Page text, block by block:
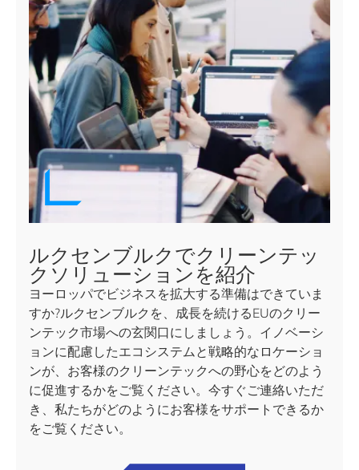
ルクセンブルクでクリーンテッ
クソリューションを紹介
ヨーロッパでビジネスを拡大する準備はできていま
すか?ルクセンブルクを、成長を続けるEUのクリー
ンテック市場への玄関口にしましょう。イノベーシ
ョンに配慮したエコシステムと戦略的なロケーショ
ンが、お客様のクリーンテックへの野心をどのよう
に促進するかをご覧ください。今すぐご連絡いただ
き、私たちがどのようにお客様をサポートできるか
をご覧ください。